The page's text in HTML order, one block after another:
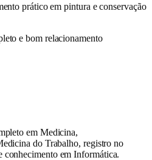
prático em pintura e conservação
e bom relacionamento
em Medicina,
do Trabalho, registro no
conhecimento em Informática.